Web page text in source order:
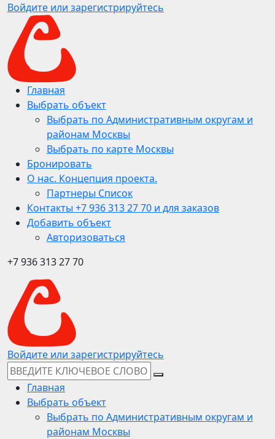
Войдите или зарегистрируйтесь
Главная
Выбрать объект
Выбрать по Административным округам и
районам Москвы
Выбрать по карте Москвы
Бронировать
О нас. Концепция проекта.
Партнеры Список
Контакты +7 936 313 27 70 и для заказов
Добавить объект
Авторизоваться
+7 936 313 27 70
Войдите или зарегистрируйтесь
Главная
Выбрать объект
Выбрать по Административным округам и
районам Москвы